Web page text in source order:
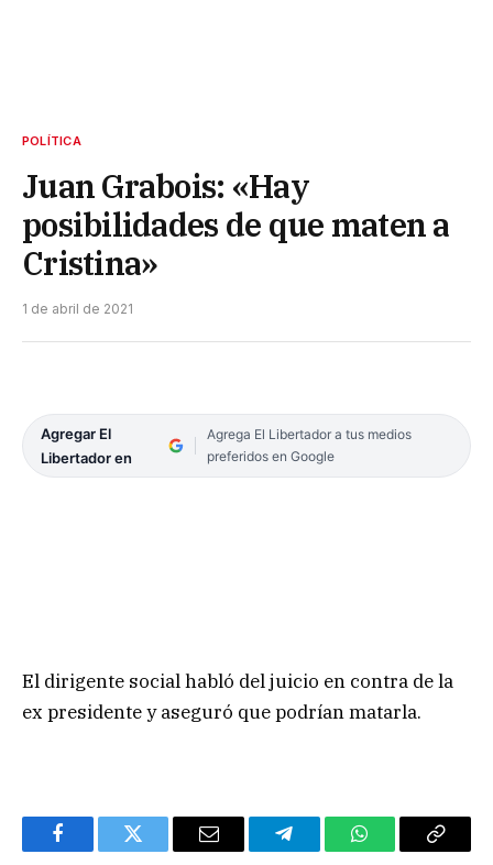
POLÍTICA
Juan Grabois: «Hay
posibilidades de que maten a
Cristina»
1 de abril de 2021
Agregar El
Libertador en
Agrega El Libertador a tus medios
preferidos en Google
El dirigente social habló del juicio en contra de la
ex presidente y aseguró que podrían matarla.
FacebookTwitter Email TelegramWhatsAppCopy